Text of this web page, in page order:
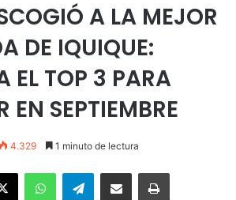
A LA MEJOR
DE IQUIQUE:
EL TOP 3 PARA
EN SEPTIEMBRE
4.329 1 minuto de lectura
X WhatsAppTelegramEnviar vía email Imprimir